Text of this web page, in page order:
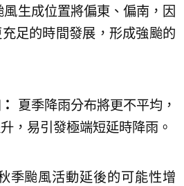
風生成位置將偏東、偏南，因
足的時間發展，形成強颱的
夏季降雨分布將更不平均，
，易引發極端短延時降雨。
季颱風活動延後的可能性增